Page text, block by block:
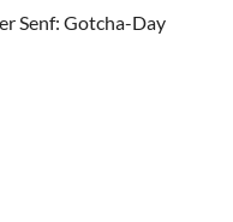
Senf: Gotcha-Day